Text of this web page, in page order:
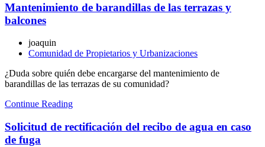
Mantenimiento de barandillas de las terrazas y
balcones
joaquin
Comunidad de Propietarios y Urbanizaciones
¿Duda sobre quién debe encargarse del mantenimiento de
barandillas de las terrazas de su comunidad?
Continue Reading
Solicitud de rectificación del recibo de agua en caso
de fuga